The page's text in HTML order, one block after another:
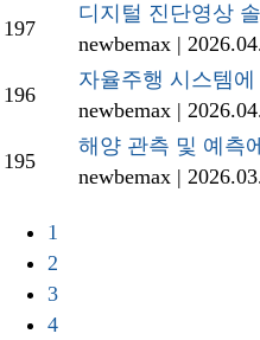
197
디지털 진단영상
newbemax |
196
자율주행 시스템에
newbemax |
195
해양 관측 및 예측
newbemax |
1
2
3
4